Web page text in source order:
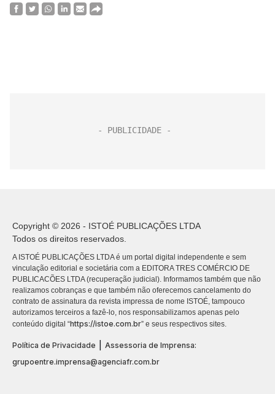
Copyright © 2026 - ISTOÉ PUBLICAÇÕES LTDA
Todos os direitos reservados.
A ISTOÉ PUBLICAÇÕES LTDA é um portal digital independente e sem
vinculação editorial e societária com a EDITORA TRES COMÉRCIO DE
PUBLICACÕES LTDA (recuperação judicial). Informamos também que não
realizamos cobranças e que também não oferecemos cancelamento do
contrato de assinatura da revista impressa de nome ISTOÉ, tampouco
autorizamos terceiros a fazê-lo, nos responsabilizamos apenas pelo
conteúdo digital “https://istoe.com.br” e seus respectivos sites.
Política de Privacidade
Assessoria de Imprensa:
grupoentre.imprensa@agenciafr.com.br